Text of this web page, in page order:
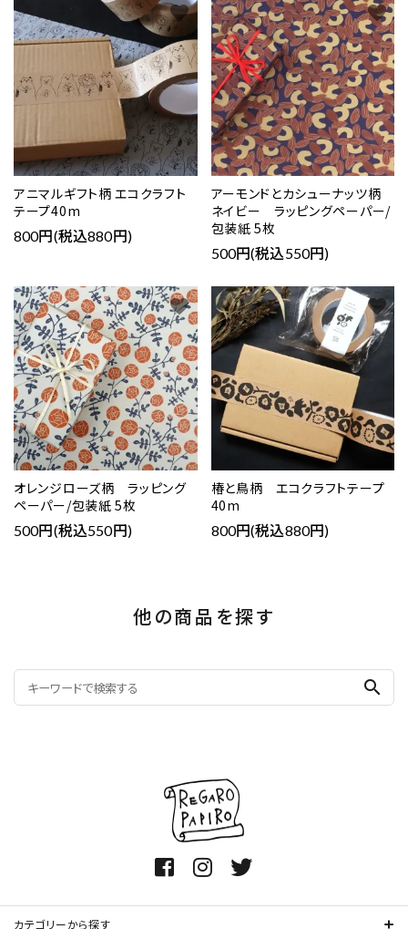
アニマルギフト柄 エコクラフト
テープ40m
800円(税込880円)
favorite
アーモンドとカシューナッツ柄
ネイビー ラッピングペーパー/
包装紙 5枚
500円(税込550円)
favorite
オレンジローズ柄 ラッピング
ペーパー/包装紙 5枚
500円(税込550円)
favorite
椿と鳥柄 エコクラフトテープ
40m
800円(税込880円)
favorite
他の商品を探す
search
カテゴリーから探す